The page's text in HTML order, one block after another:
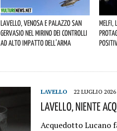
Lavello, Venosa e Palazzo San
Gervasio nel mirino dei controlli
ad alto impatto dell’Arma
Melfi,
LAVELLO 22 LUGLIO 2026
Lavello, Niente
Acquedotto Lucano